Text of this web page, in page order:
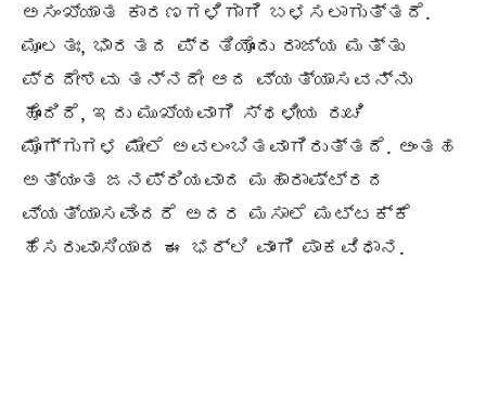
ಅಸಂಖ್ಯಾತ ಕಾರಣಗಳಿಗಾಗಿ ಬಳಸಲಾಗುತ್ತದೆ.
ಮೂಲತಃ, ಭಾರತದ ಪ್ರತಿಯೊಂದು ರಾಜ್ಯ ಮತ್ತು
ಪ್ರದೇಶವು ತನ್ನದೇ ಆದ ವ್ಯತ್ಯಾಸವನ್ನು
ಹೊಂದಿದೆ, ಇದು ಮುಖ್ಯವಾಗಿ ಸ್ಥಳೀಯ ರುಚಿ
ಮೊಗ್ಗುಗಳ ಮೇಲೆ ಅವಲಂಬಿತವಾಗಿರುತ್ತದೆ. ಅಂತಹ
ಅತ್ಯಂತ ಜನಪ್ರಿಯವಾದ ಮಹಾರಾಷ್ಟ್ರದ
ವ್ಯತ್ಯಾಸವೆಂದರೆ ಅದರ ಮಸಾಲೆ ಮಟ್ಟಕ್ಕೆ
ಹೆಸರುವಾಸಿಯಾದ ಈ ಭರ್ಲಿ ವಾಂಗಿ ಪಾಕವಿಧಾನ.